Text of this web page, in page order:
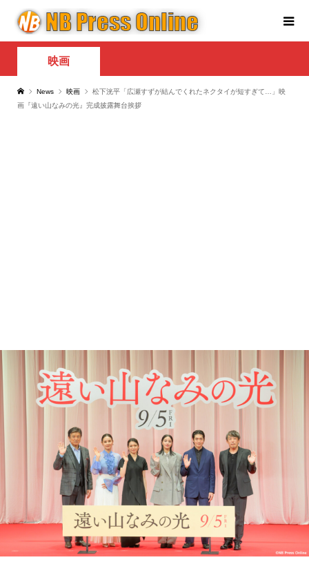
映画
News 映画
松下洸平「広瀬すずが結んでくれたネクタイが短すぎて…」映
画『遠い山なみの光』完成披露舞台挨拶